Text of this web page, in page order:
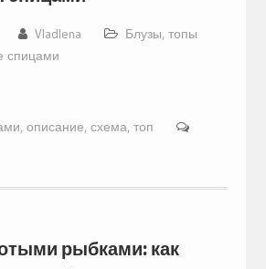
Vladlena
Блузы, топы
спицами
, описание, схема, топ
рыбками: как